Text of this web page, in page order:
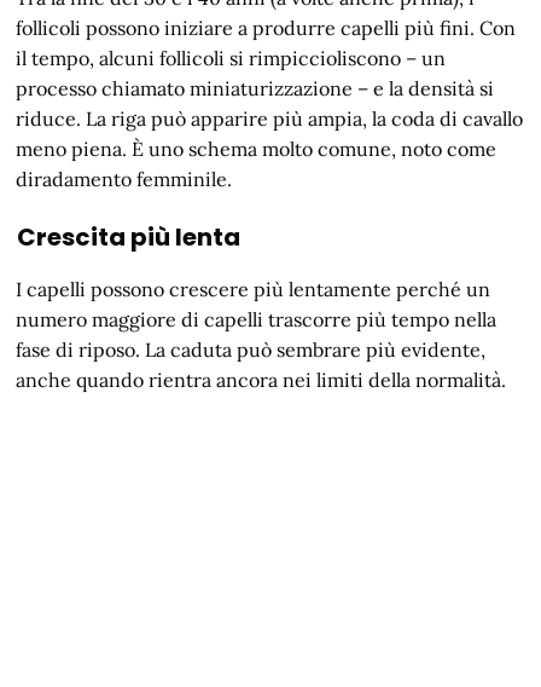
follicoli possono iniziare a produrre capelli più fini. Con
il tempo, alcuni follicoli si rimpiccioliscono – un
processo chiamato miniaturizzazione – e la densità si
riduce. La riga può apparire più ampia, la coda di cavallo
meno piena. È uno schema molto comune, noto come
diradamento femminile.
Crescita più lenta
I capelli possono crescere più lentamente perché un
numero maggiore di capelli trascorre più tempo nella
fase di riposo. La caduta può sembrare più evidente,
anche quando rientra ancora nei limiti della normalità.